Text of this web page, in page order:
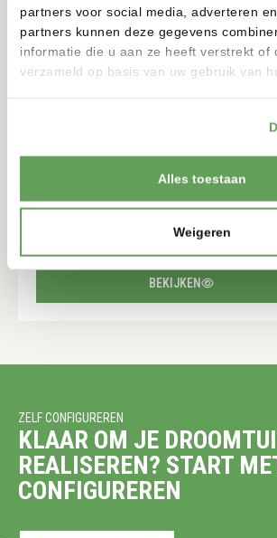
partners voor social media, adverteren
partners kunnen deze gegevens
informatie die u aan ze heeft verstrekt of
verzameld op basis van uw gebruik van
Alles toestaan
Weigeren
12 VOLT
175-
BEKIJKEN
ZELF CONFIGUREREN
KLAAR OM JE
REALISEREN? START
CONFIGUREREN